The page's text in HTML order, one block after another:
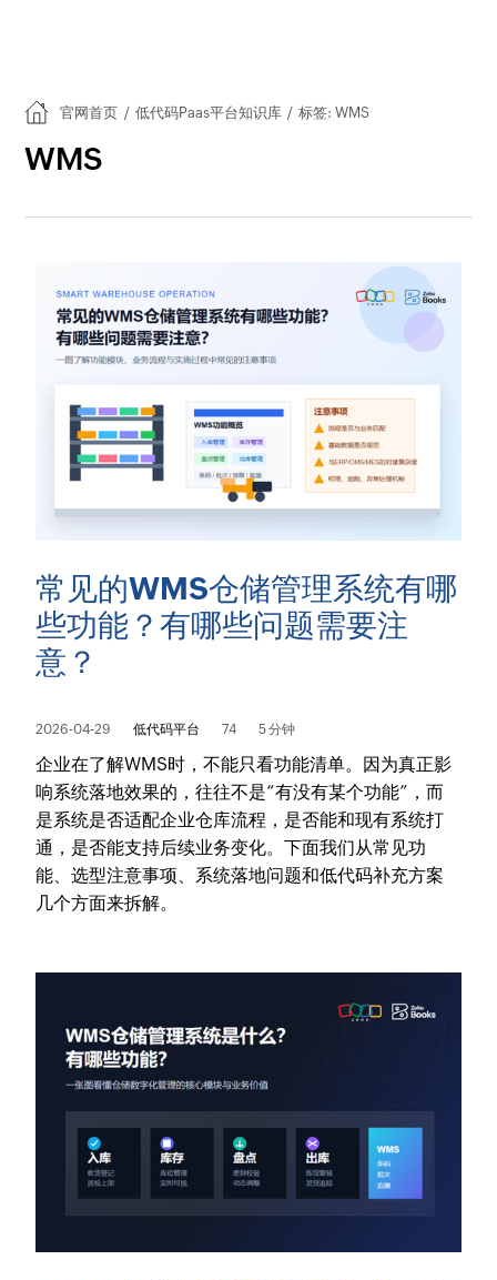
官网首页 / 低代码Paas平台知识库 / 标签: WMS
WMS
常见的WMS仓储管理系统有哪
些功能？有哪些问题需要注
意？
2026-04-29 低代码平台 74 5 分钟
企业在了解WMS时，不能只看功能清单。因为真正影
响系统落地效果的，往往不是“有没有某个功能”，而
是系统是否适配企业仓库流程，是否能和现有系统打
通，是否能支持后续业务变化。下面我们从常见功
能、选型注意事项、系统落地问题和低代码补充方案
几个方面来拆解。